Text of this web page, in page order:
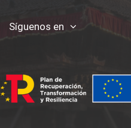
Síguenos en